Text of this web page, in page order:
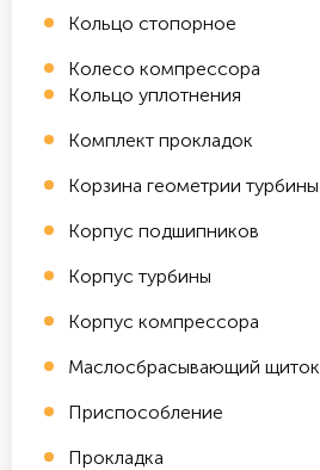
Кольцо стопорное
Колесо компрессора
Кольцо уплотнения
Комплект прокладок
Корзина геометрии турбины
Корпус подшипников
Корпус турбины
Корпус компрессора
Маслосбрасывающий щиток
Приспособление
Прокладка